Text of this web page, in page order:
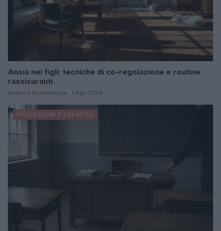
Ansia nei figli: tecniche di co-regolazione e routine
rassicuranti
Beatrice Bonaventura · 7 Ago 2026
EDUCAZIONE E CRESCITA